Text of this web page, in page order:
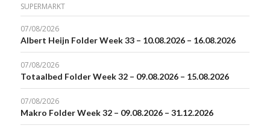
SUPERMARKT
07/08/2026
Albert Heijn Folder Week 33 – 10.08.2026 – 16.08.2026
07/08/2026
Totaalbed Folder Week 32 – 09.08.2026 – 15.08.2026
07/08/2026
Makro Folder Week 32 – 09.08.2026 – 31.12.2026